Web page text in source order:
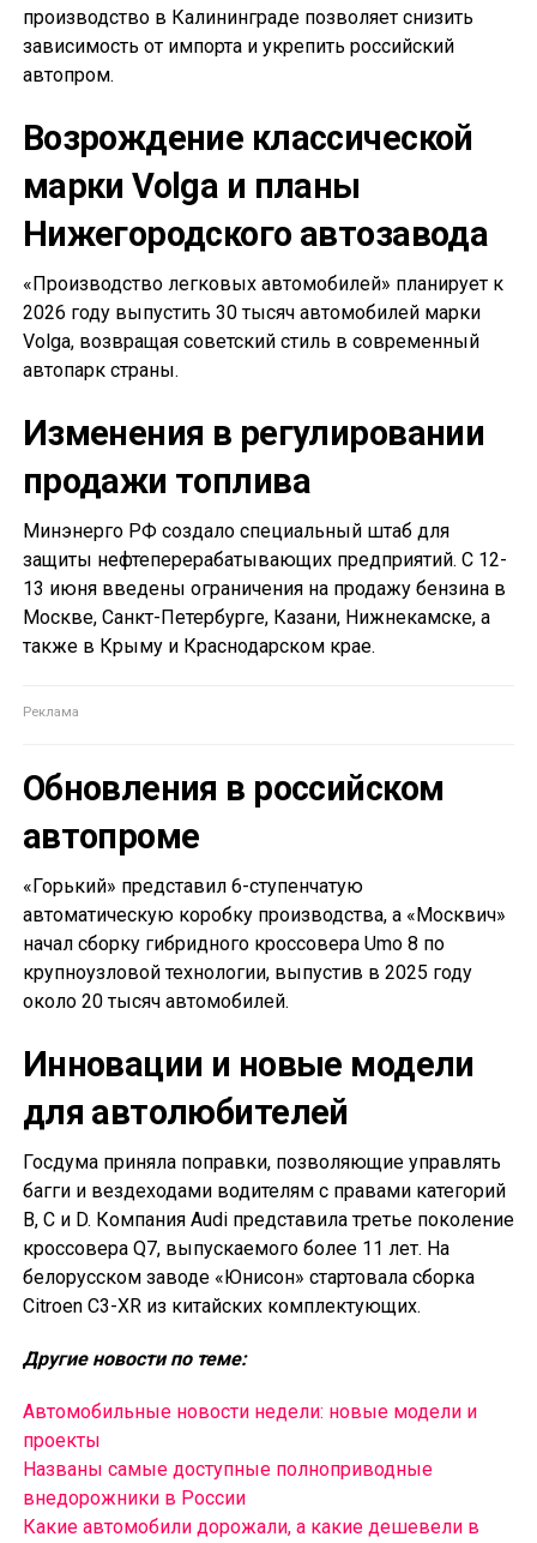
производство в Калининграде позволяет снизить
зависимость от импорта и укрепить российский
автопром.
Возрождение классической
марки Volga и планы
Нижегородского автозавода
«Производство легковых автомобилей» планирует к
2026 году выпустить 30 тысяч автомобилей марки
Volga, возвращая советский стиль в современный
автопарк страны.
Изменения в регулировании
продажи топлива
Минэнерго РФ создало специальный штаб для
защиты нефтеперерабатывающих предприятий. С 12-
13 июня введены ограничения на продажу бензина в
Москве, Санкт-Петербурге, Казани, Нижнекамске, а
также в Крыму и Краснодарском крае.
Обновления в российском
автопроме
«Горький» представил 6-ступенчатую
автоматическую коробку производства, а «Москвич»
начал сборку гибридного кроссовера Umo 8 по
крупноузловой технологии, выпустив в 2025 году
около 20 тысяч автомобилей.
Инновации и новые модели
для автолюбителей
Госдума приняла поправки, позволяющие управлять
багги и вездеходами водителям с правами категорий
B, C и D. Компания Audi представила третье поколение
кроссовера Q7, выпускаемого более 11 лет. На
белорусском заводе «Юнисон» стартовала сборка
Citroen C3-XR из китайских комплектующих.
Другие новости по теме:
Автомобильные новости недели: новые модели и
проекты
Названы самые доступные полноприводные
внедорожники в России
Какие автомобили дорожали, а какие дешевели в